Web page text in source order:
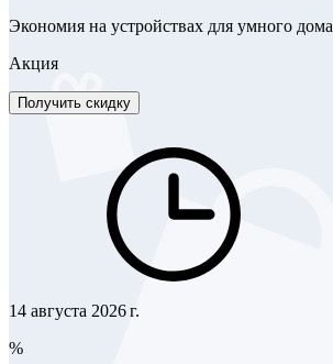
Экономия на устройствах для умного дома
Акция
Получить скидку
14 августа 2026 г.
%